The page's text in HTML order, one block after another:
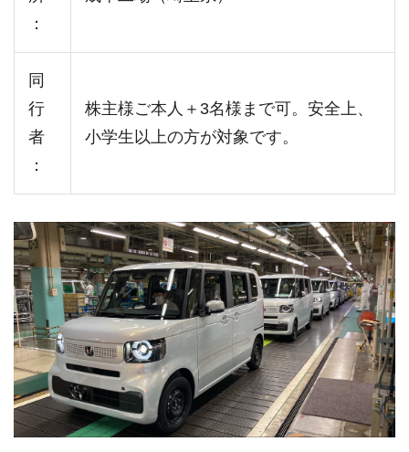
：
同
行
者
：
株主様ご本人＋3名様まで可。安全上、
小学生以上の方が対象です。